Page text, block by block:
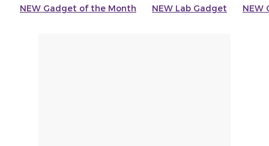
NEW Gadget of the Month NEW Lab Gadget NEW